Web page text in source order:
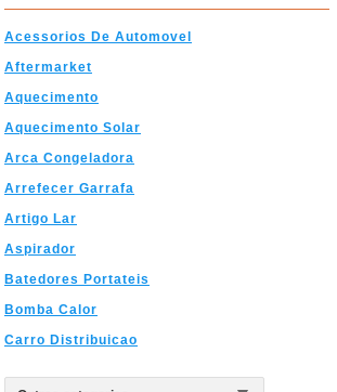
Acessorios De Automovel
Aftermarket
Aquecimento
Aquecimento Solar
Arca Congeladora
Arrefecer Garrafa
Artigo Lar
Aspirador
Batedores Portateis
Bomba Calor
Carro Distribuicao